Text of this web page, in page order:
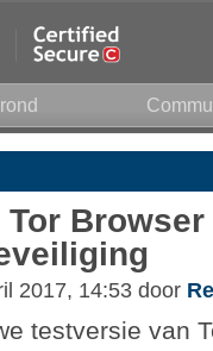
Tor
2017, 14:53 door
testversie van